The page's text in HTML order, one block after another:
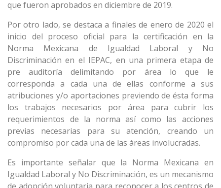
que fueron aprobados en diciembre de 2019.
Por otro lado, se destaca a finales de enero de 2020 el
inicio del proceso oficial para la certificación en la
Norma Mexicana de Igualdad Laboral y No
Discriminación en el IEPAC, en una primera etapa de
pre auditoría delimitando por área lo que le
corresponda a cada una de ellas conforme a sus
atribuciones y/o aportaciones previendo de ésta forma
los trabajos necesarios por área para cubrir los
requerimientos de la norma así como las acciones
previas necesarias para su atención, creando un
compromiso por cada una de las áreas involucradas.
Es importante señalar que la Norma Mexicana en
Igualdad Laboral y No Discriminación, es un mecanismo